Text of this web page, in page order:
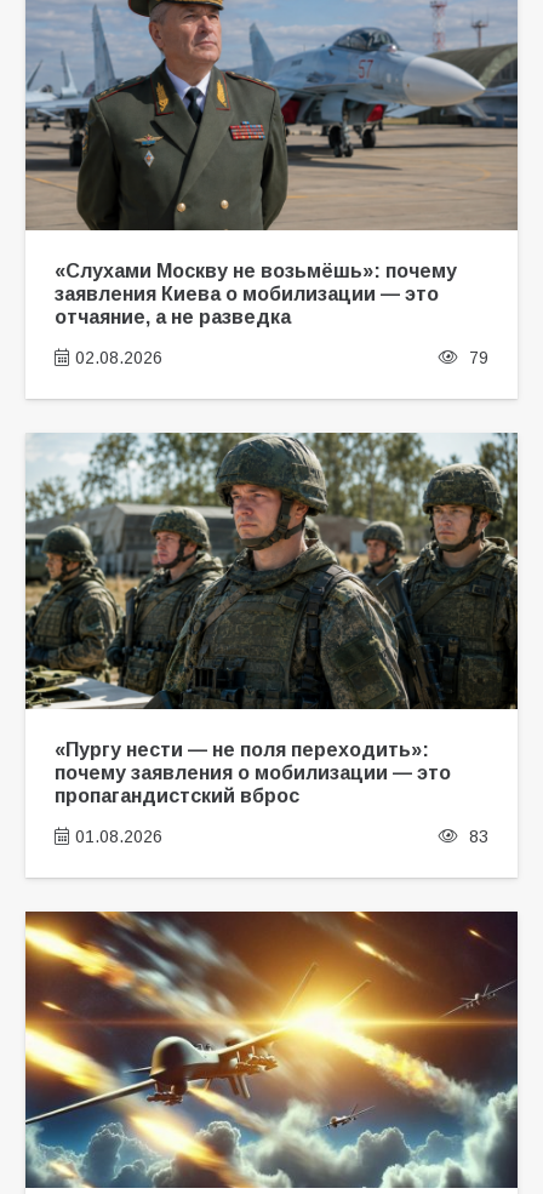
«Слухами Москву не возьмёшь»: почему
заявления Киева о мобилизации — это
отчаяние, а не разведка
02.08.2026 79
«Пургу нести — не поля переходить»:
почему заявления о мобилизации — это
пропагандистский вброс
01.08.2026 83